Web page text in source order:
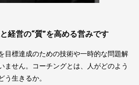
経営の“質”を高める営みです
目標達成のための技術や一時的な問題解
ません。コーチングとは、人がどのよう
う生きるか。